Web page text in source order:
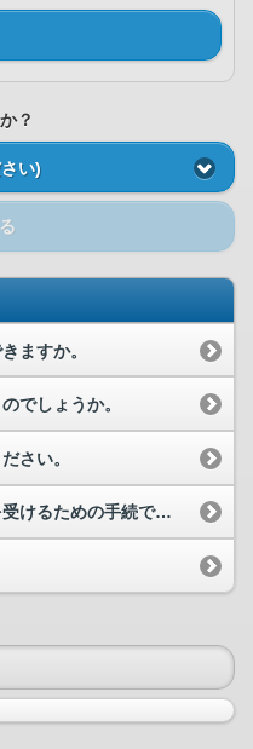
？
い)
ますか。
でしょうか。
さい。
医療費通知情報は、医療費控除を受けるための手続で活用できますか。